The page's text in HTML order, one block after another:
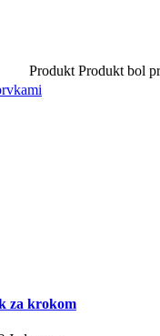
Produkt Produkt bol
za krokom